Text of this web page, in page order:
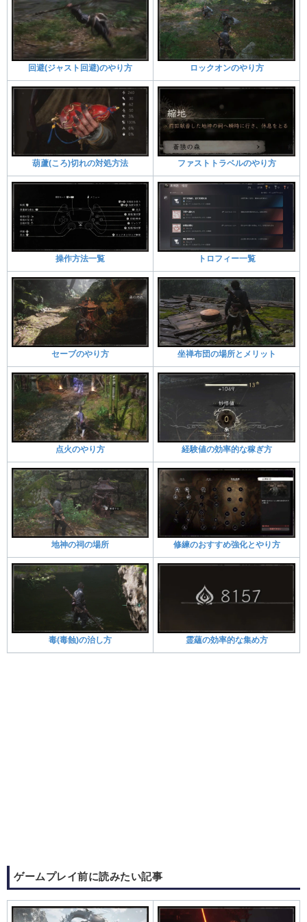
回避(ジャスト回避)のやり方 ロックオンのやり方
葫蘆(ころ)切れの対処方法 ファストトラベルのやり方
操作方法一覧 トロフィー一覧
セーブのやり方 坐禅布団の場所とメリット
点火のやり方 経験値の効率的な稼ぎ方
地神の祠の場所 修練のおすすめ強化とやり方
毒(毒蝕)の治し方 霊蘊の効率的な集め方
ゲームプレイ前に読みたい記事